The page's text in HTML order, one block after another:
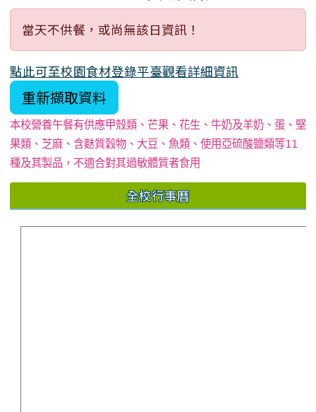
當天不供餐，或尚無該日資訊！
點此可至校園食材登錄平臺觀看詳細資訊
重新擷取資料
本校營養午餐有供應甲殼類、芒果、花生、牛奶及羊奶、蛋、堅
果類、芝麻、含麩質穀物、大豆、魚類、使用亞硫酸鹽類等11
種及其製品，不適合對其過敏體質者食用
全校行事曆